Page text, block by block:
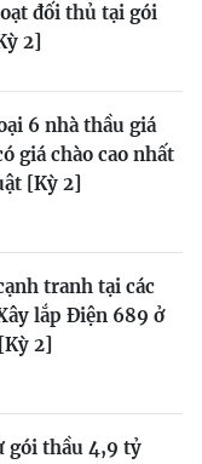
đối thủ tại gói
2]
6 nhà thầu giá
giá chào cao nhất
[Kỳ 2]
tranh tại các
lắp Điện 689 ở
2]
gói thầu 4,9 tỷ